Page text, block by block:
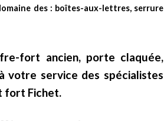
des : boîtes-aux-lettres, serrure
fort ancien, porte claquée,
service des spécialistes
fort Fichet.